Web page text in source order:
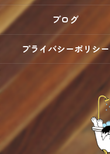
ブログ
プライバシーポリシー